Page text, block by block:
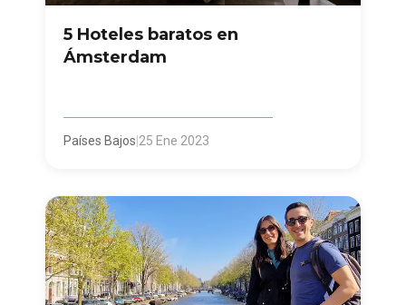
5 Hoteles baratos en
Ámsterdam
Países Bajos 25 Ene 2023